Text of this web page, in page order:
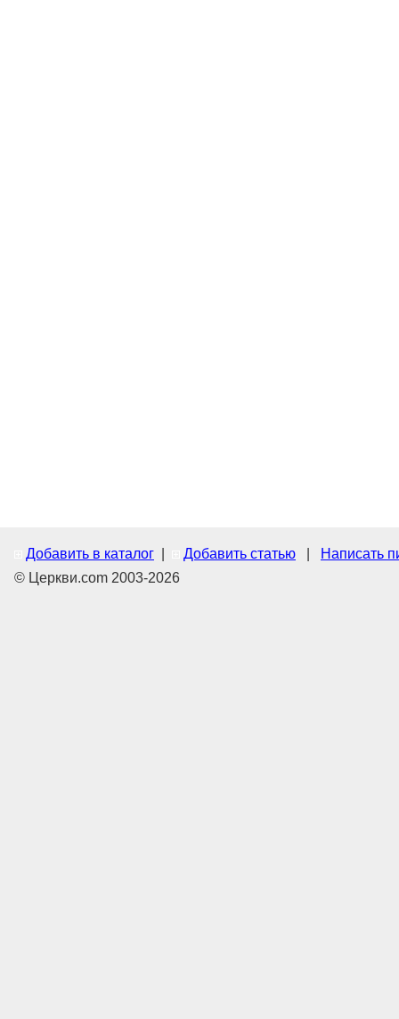
Добавить в каталог Добавить статью
Написать
© Церкви.com 2003-2026